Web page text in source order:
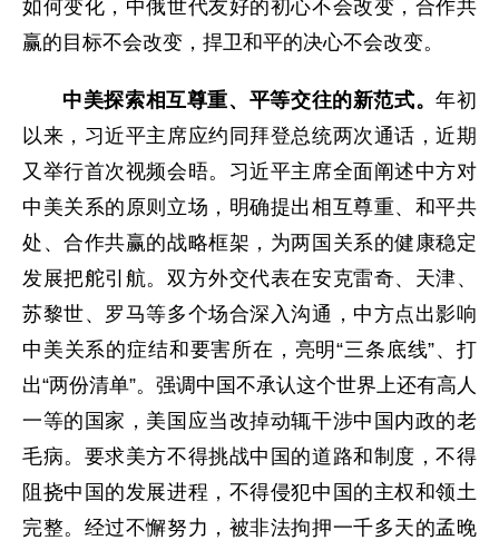
如何变化，中俄世代友好的初心不会改变，合作共
赢的目标不会改变，捍卫和平的决心不会改变。
中美探索相互尊重、平等交往的新范式。年初
以来，习近平主席应约同拜登总统两次通话，近期
又举行首次视频会晤。习近平主席全面阐述中方对
中美关系的原则立场，明确提出相互尊重、和平共
处、合作共赢的战略框架，为两国关系的健康稳定
发展把舵引航。双方外交代表在安克雷奇、天津、
苏黎世、罗马等多个场合深入沟通，中方点出影响
中美关系的症结和要害所在，亮明“三条底线”、打
出“两份清单”。强调中国不承认这个世界上还有高人
一等的国家，美国应当改掉动辄干涉中国内政的老
毛病。要求美方不得挑战中国的道路和制度，不得
阻挠中国的发展进程，不得侵犯中国的主权和领土
完整。经过不懈努力，被非法拘押一千多天的孟晚